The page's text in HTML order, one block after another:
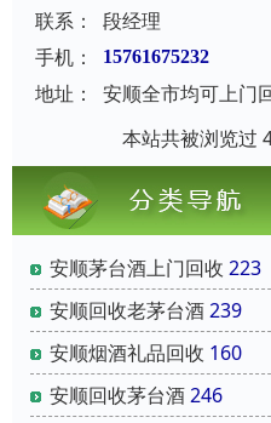
联系：
段经理
手机：
15761675232
地址：
安顺全市均可上门
本站共被浏览过
安顺茅台酒上门回收 223
安顺回收老茅台酒239
安顺烟酒礼品回收 160
安顺回收茅台酒246